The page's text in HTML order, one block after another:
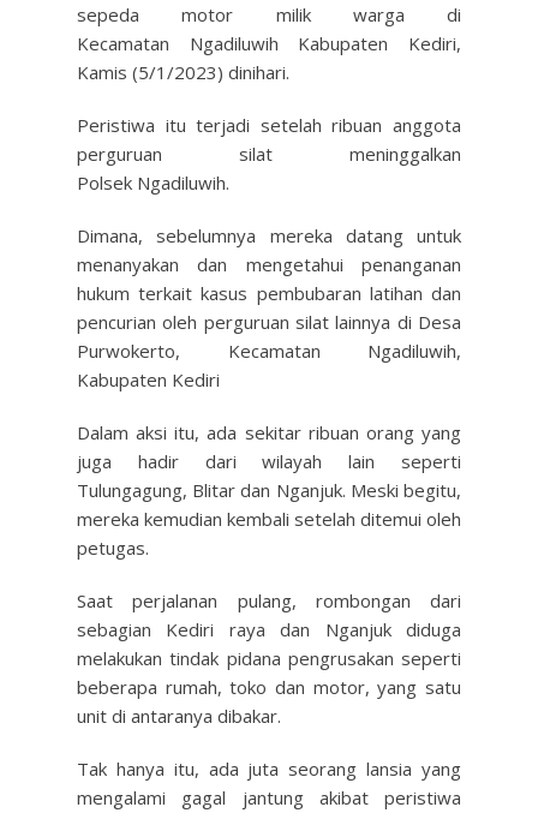
sepeda motor milik warga di
Kecamatan Ngadiluwih Kabupaten Kediri,
Kamis (5/1/2023) dinihari.
Peristiwa itu terjadi setelah ribuan anggota
perguruan silat meninggalkan
Polsek Ngadiluwih.
Dimana, sebelumnya mereka datang untuk
menanyakan dan mengetahui penanganan
hukum terkait kasus pembubaran latihan dan
pencurian oleh perguruan silat lainnya di Desa
Purwokerto, Kecamatan Ngadiluwih,
Kabupaten Kediri
Dalam aksi itu, ada sekitar ribuan orang yang
juga hadir dari wilayah lain seperti
Tulungagung, Blitar dan Nganjuk. Meski begitu,
mereka kemudian kembali setelah ditemui oleh
petugas.
Saat perjalanan pulang, rombongan dari
sebagian Kediri raya dan Nganjuk diduga
melakukan tindak pidana pengrusakan seperti
beberapa rumah, toko dan motor, yang satu
unit di antaranya dibakar.
Tak hanya itu, ada juta seorang lansia yang
mengalami gagal jantung akibat peristiwa